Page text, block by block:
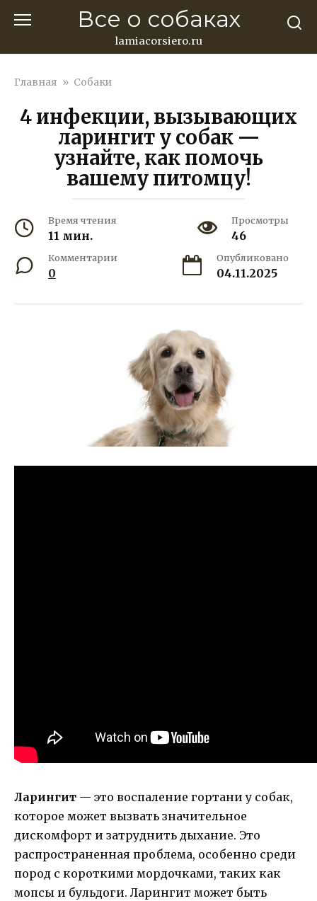
Все о собаках
lamiacorsiero.ru
Главная » Собаки
4 инфекции, вызывающих
ларингит у собак —
узнайте, как помочь
вашему питомцу!
Время чтения
11 мин.
Просмотры
46
Комментарии
0
Опубликовано
04.11.2025
Ларингит — это воспаление гортани у собак,
которое может вызвать значительное
дискомфорт и затруднить дыхание. Это
распространенная проблема, особенно среди
пород с короткими мордочками, таких как
мопсы и бульдоги. Ларингит может быть